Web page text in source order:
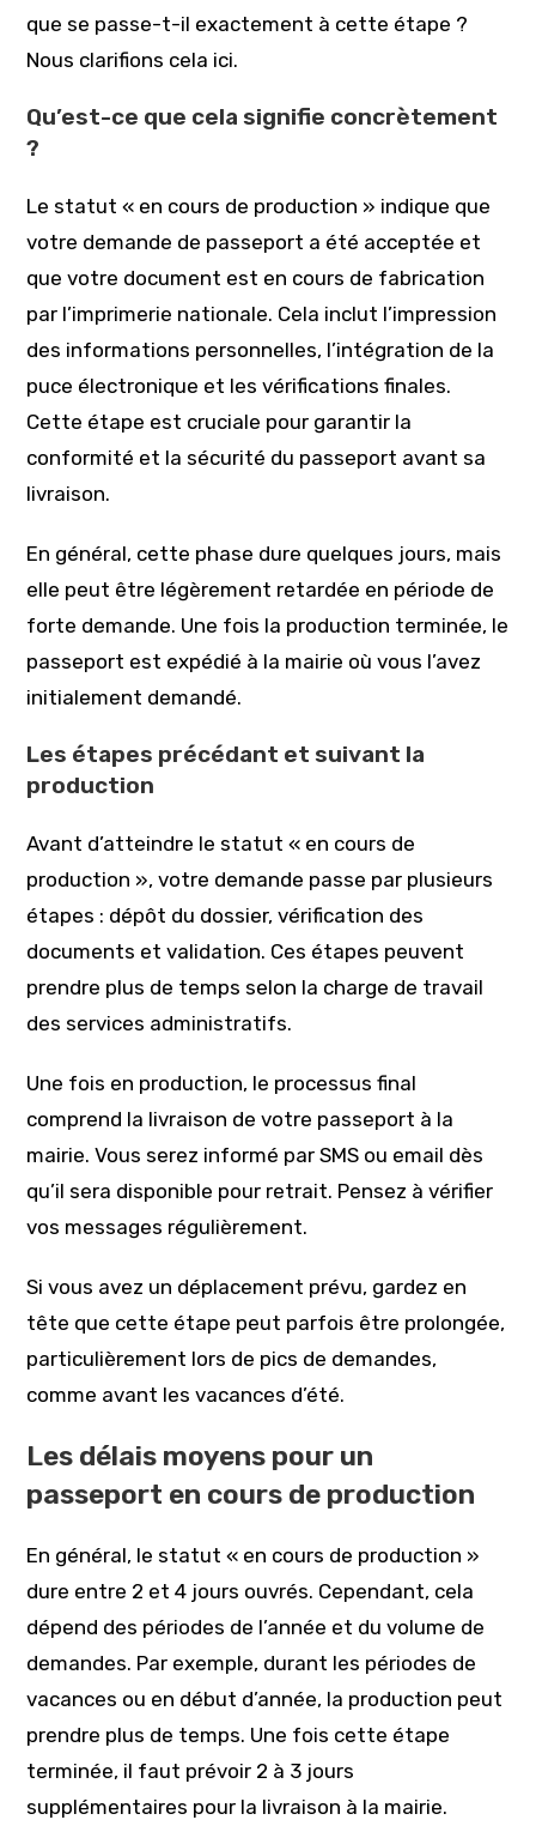
que se passe-t-il exactement à cette étape ?
Nous clarifions cela ici.
Qu’est-ce que cela signifie concrètement
?
Le statut « en cours de production » indique que
votre demande de passeport a été acceptée et
que votre document est en cours de fabrication
par l’imprimerie nationale. Cela inclut l’impression
des informations personnelles, l’intégration de la
puce électronique et les vérifications finales.
Cette étape est cruciale pour garantir la
conformité et la sécurité du passeport avant sa
livraison.
En général, cette phase dure quelques jours, mais
elle peut être légèrement retardée en période de
forte demande. Une fois la production terminée, le
passeport est expédié à la mairie où vous l’avez
initialement demandé.
Les étapes précédant et suivant la
production
Avant d’atteindre le statut « en cours de
production », votre demande passe par plusieurs
étapes : dépôt du dossier, vérification des
documents et validation. Ces étapes peuvent
prendre plus de temps selon la charge de travail
des services administratifs.
Une fois en production, le processus final
comprend la livraison de votre passeport à la
mairie. Vous serez informé par SMS ou email dès
qu’il sera disponible pour retrait. Pensez à vérifier
vos messages régulièrement.
Si vous avez un déplacement prévu, gardez en
tête que cette étape peut parfois être prolongée,
particulièrement lors de pics de demandes,
comme avant les vacances d’été.
Les délais moyens pour un
passeport en cours de production
En général, le statut « en cours de production »
dure entre 2 et 4 jours ouvrés. Cependant, cela
dépend des périodes de l’année et du volume de
demandes. Par exemple, durant les périodes de
vacances ou en début d’année, la production peut
prendre plus de temps. Une fois cette étape
terminée, il faut prévoir 2 à 3 jours
supplémentaires pour la livraison à la mairie.